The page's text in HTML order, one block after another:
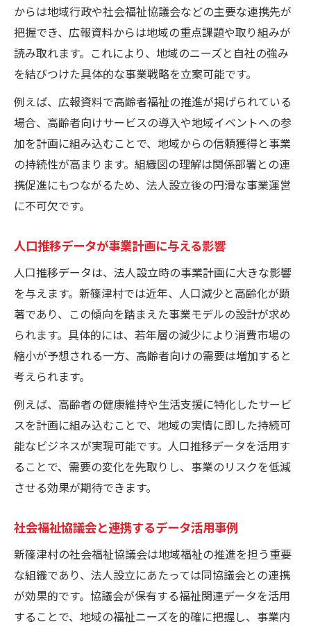
からは地域行政や社会福祉協議会などの主要な連携先が
把握でき、広報資料からは地域の重点課題や取り組みが
読み取れます。これにより、地域のニーズと自社の強み
を結びつけた具体的な事業戦略を立案可能です。
例えば、広報資料で高齢者福祉の推進が掲げられている
場合、高齢者向けサービスの導入や地域イベントへの参
加を計画に組み込むことで、地域からの信頼獲得と事業
の持続性が高まります。組織図の理解は関係部署との連
携促進にもつながるため、法人設立後の円滑な事業運営
に不可欠です。
人口推移データが事業計画に与える影響
人口推移データは、法人設立時の事業計画に大きな影響
を与えます。新篠津村では近年、人口減少と高齢化が顕
著であり、この傾向を踏まえた事業モデルの設計が求め
られます。具体的には、若年層の減少により消費市場の
縮小が予想される一方、高齢者向けの需要は増加すると
考えられます。
例えば、高齢者の健康維持や生活支援に特化したサービ
スを計画に組み込むことで、地域の実情に即した持続可
能なビジネスが実現可能です。人口推移データを活用す
ることで、需要の変化を先取りし、事業のリスクを低減
させる効果が期待できます。
社会福祉協議会と連携するデータ活用事例
新篠津村の社会福祉協議会は地域福祉の推進を担う重要
な組織であり、法人設立にあたっては同協議会との連携
が効果的です。協議会が保有する福祉関連データを活用
することで、地域の福祉ニーズを的確に把握し、事業内